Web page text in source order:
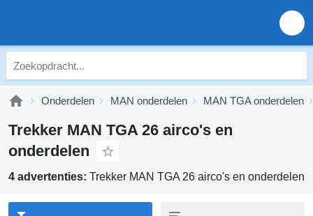
Onderdelen MAN onderdelen MAN TGA onderdelen
Trekker MAN TGA 26 airco's en
onderdelen
4 advertenties: Trekker MAN TGA 26 airco's en onderdelen